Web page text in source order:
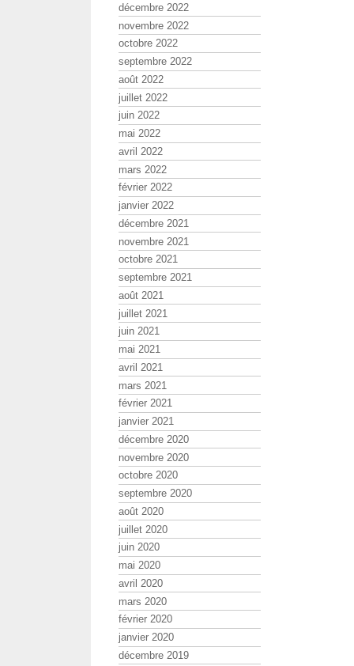
décembre 2022
novembre 2022
octobre 2022
septembre 2022
août 2022
juillet 2022
juin 2022
mai 2022
avril 2022
mars 2022
février 2022
janvier 2022
décembre 2021
novembre 2021
octobre 2021
septembre 2021
août 2021
juillet 2021
juin 2021
mai 2021
avril 2021
mars 2021
février 2021
janvier 2021
décembre 2020
novembre 2020
octobre 2020
septembre 2020
août 2020
juillet 2020
juin 2020
mai 2020
avril 2020
mars 2020
février 2020
janvier 2020
décembre 2019